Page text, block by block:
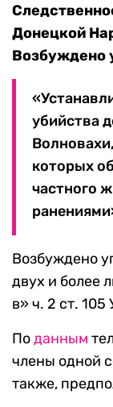
Донецкой
Возбуждено
убийства
которых
частного
Возбуждено
двух и более
в» ч. 2 ст.
Поданным
члены одной
также,